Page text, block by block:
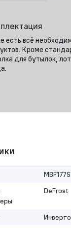
есть всё
Кроме
для бутылок,
DeFrost